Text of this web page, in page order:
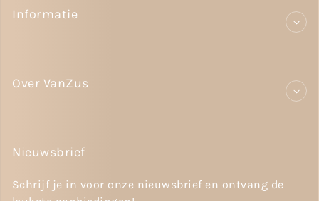
Informatie
Over VanZus
Nieuwsbrief
Schrijf je in voor onze nieuwsbrief en ontvang de